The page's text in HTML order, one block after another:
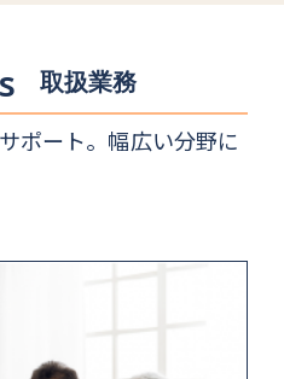
取扱業務
ポート。幅広い分野に